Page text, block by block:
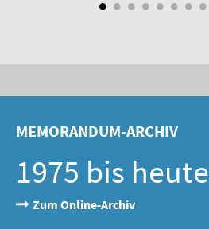
MEMORANDUM-ARCHIV
1975 bis heute
Zum Online-Archiv